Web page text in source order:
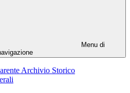
Menu di
Archivio Storico